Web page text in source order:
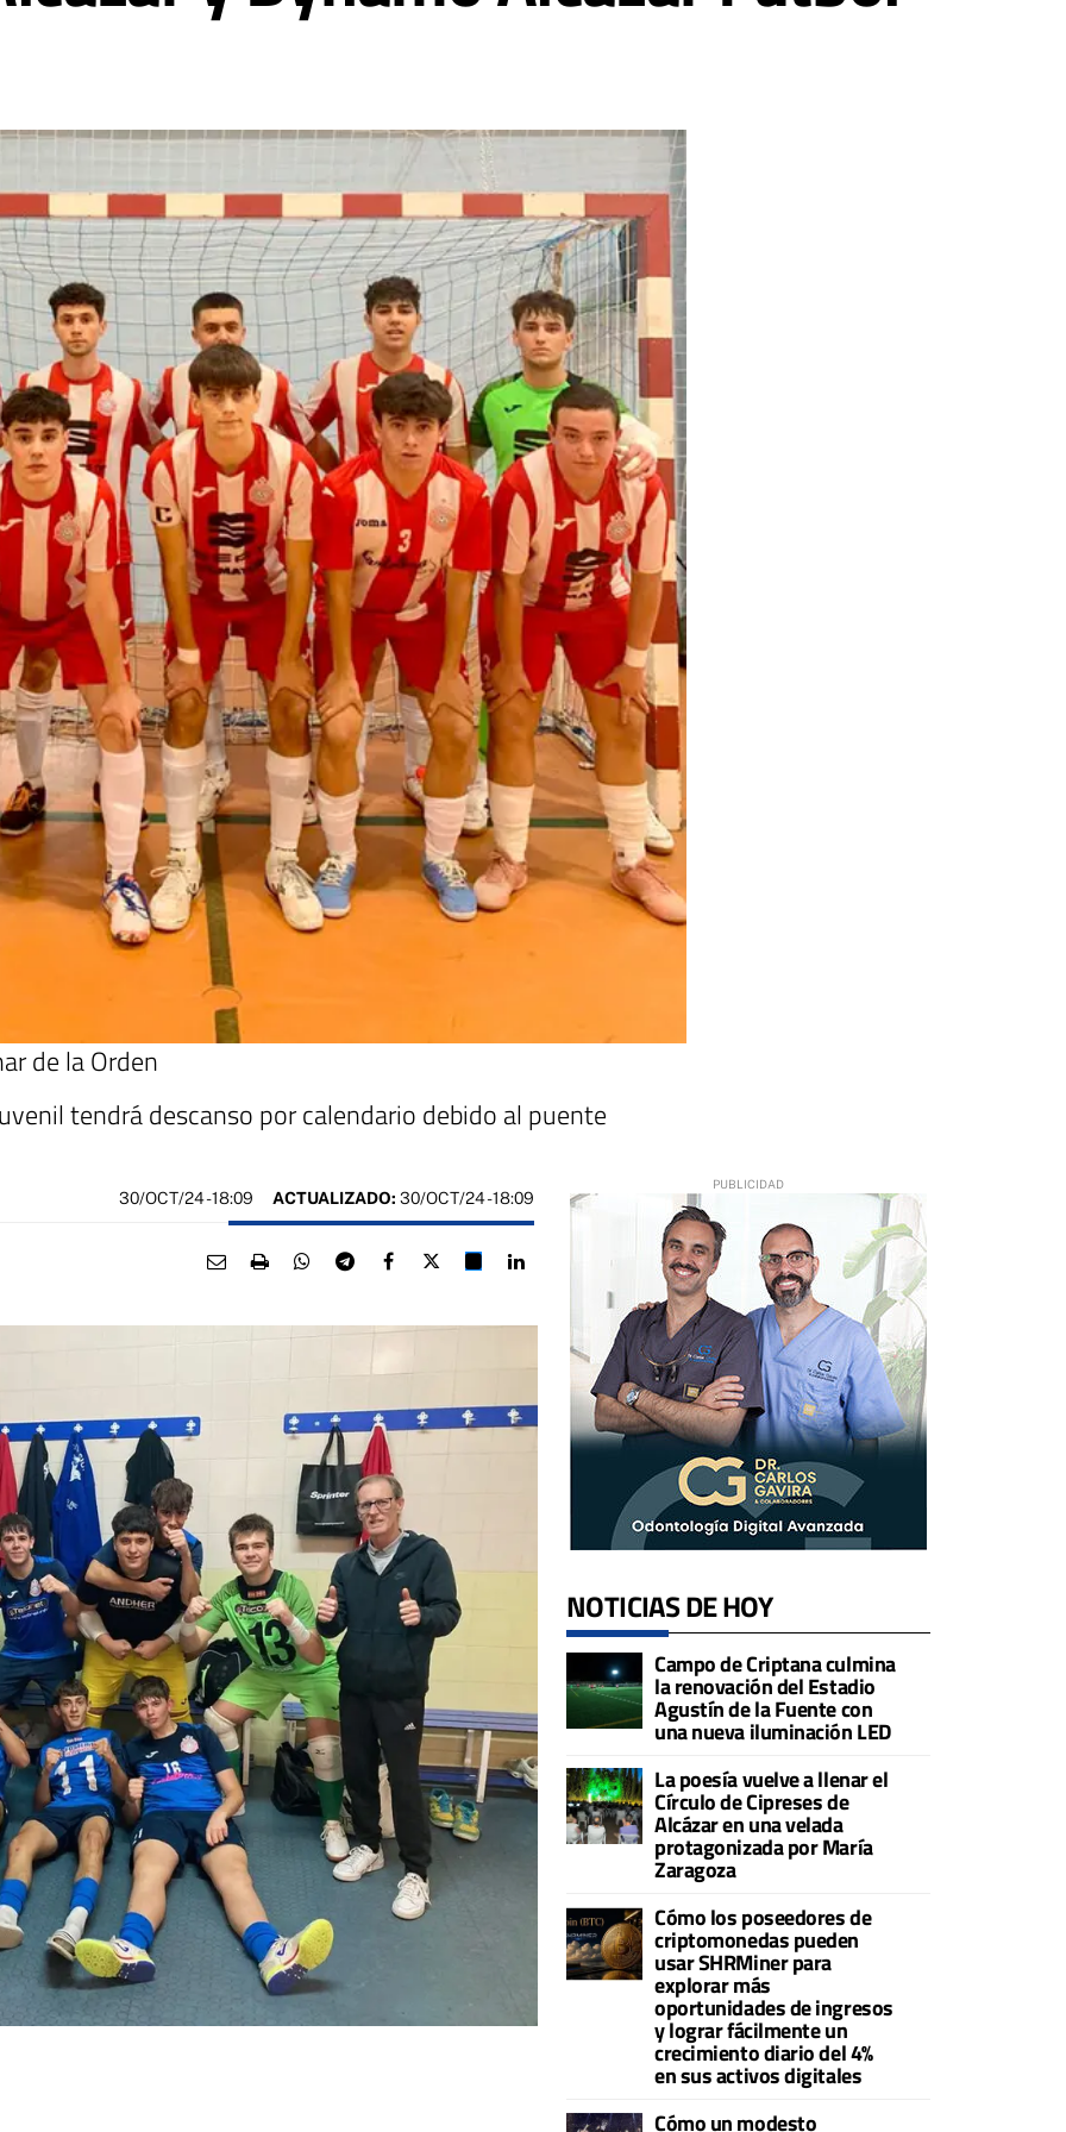
de la Orden
tendrá descanso por calendario debido al puente
30/OCT/24- 18:09 ACTUALIZADO: 30/OCT/24 - 18:09
NOTICIAS DE HOY
Campo de Criptana culmina
la renovación del Estadio
Agustín de la Fuente con
una nueva iluminación LED
La poesía vuelve a llenar el
Círculo de Cipreses de
Alcázar en una velada
protagonizada por María
Zaragoza
Cómo los poseedores de
criptomonedas pueden
usar SHRMiner para
explorar más
oportunidades de ingresos
y lograr fácilmente un
crecimiento diario del 4%
en sus activos digitales
Cómo un modesto